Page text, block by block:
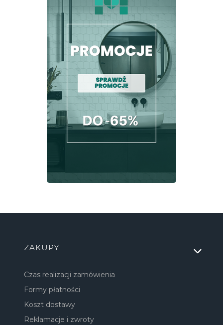
Linki w stopce
ZAKUPY
Czas realizacji zamówienia
Formy płatności
Koszt dostawy
Reklamacje i zwroty